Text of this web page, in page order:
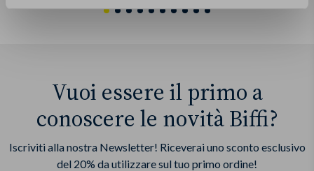
Vuoi essere il primo a
conoscere le novità Biffi?
Iscriviti alla nostra Newsletter! Riceverai uno sconto esclusivo
del 20% da utilizzare sul tuo primo ordine!